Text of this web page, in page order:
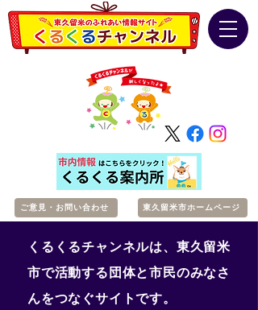
ご意見・お問い合わせ 東久留米市ホームページ
くるくるチャンネルは、東久留米
市で活動する団体と市民のみなさ
んをつなぐサイトです。